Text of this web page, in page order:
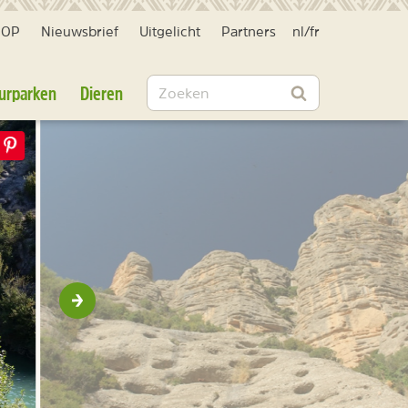
Nieuwsbrief Uitgelicht Partners nl /fr
Dieren Zoeken
Zoeken
Volgende